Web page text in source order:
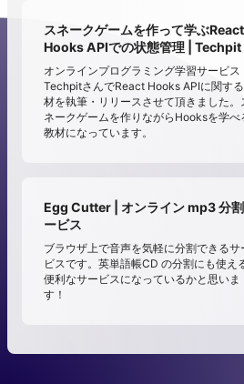
スネークゲームを作って学ぶReact
Hooks APIでの状態管理 | Techpit
オンラインプログラミング学習サービス
TechpitさんでReact Hooks APIに関す
材を執筆・リリースさせて頂きました。
ネークゲームを作りながらHooksを学べ
教材になっています。
Egg Cutter | オンライン mp3 分
ービス
ブラウザ上で音声を気軽に分割できるサ
ビスです。英単語帳CD の分割にも使え
便利なサービスになっているかと思いま
す！